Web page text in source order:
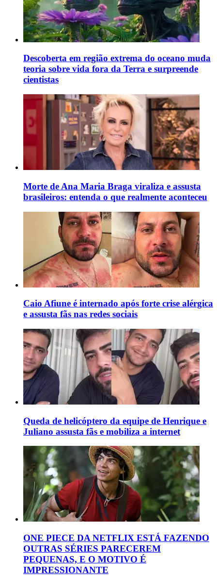
Descoberta em região extrema do oceano muda
teoria sobre vida fora da Terra e surpreende
cientistas
Morte de Ana Maria Braga viraliza e assusta
brasileiros: entenda o que realmente aconteceu
Caio Afiune é internado após forte crise alérgica
e assusta fãs nas redes sociais
Queda de helicóptero da equipe de Henrique e
Juliano assusta fãs e mobiliza a internet
ONE PIECE DA NETFLIX ESTÁ FAZENDO
OUTRAS SÉRIES PARECEREM
PEQUENAS, E O MOTIVO É
IMPRESSIONANTE